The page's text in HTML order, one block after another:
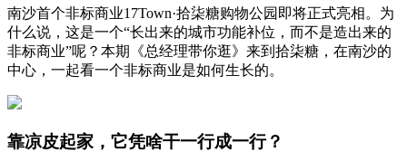
南沙首个非标商业17Town·拾柒糖购物公园即将正式亮相。为
什么说，这是一个“长出来的城市功能补位，而不是造出来的
非标商业”呢？本期《总经理带你逛》来到拾柒糖，在南沙的
中心，一起看一个非标商业是如何生长的。
靠凉皮起家，它凭啥干一行成一行？